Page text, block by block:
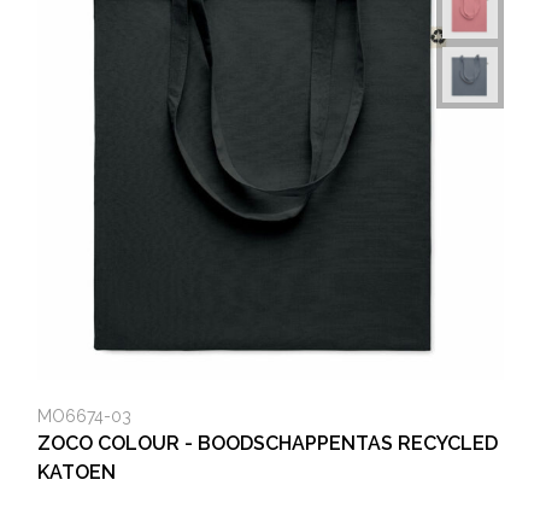
MO6674-03
ZOCO COLOUR - BOODSCHAPPENTAS RECYCLED
KATOEN